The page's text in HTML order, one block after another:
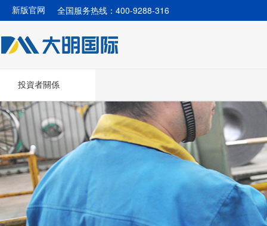
新版官网 全国服务热线：400-9288-316
投資者關係